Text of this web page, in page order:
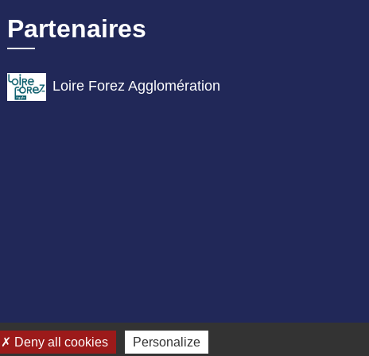
Partenaires
Loire Forez Agglomération
Deny all cookies Personalize